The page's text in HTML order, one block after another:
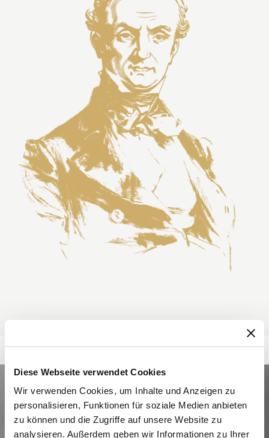
Diese Webseite verwendet Cookies
Wir verwenden Cookies, um Inhalte und Anzeigen zu
personalisieren, Funktionen für soziale Medien anbieten
zu können und die Zugriffe auf unsere Website zu
analysieren. Außerdem geben wir Informationen zu Ihrer